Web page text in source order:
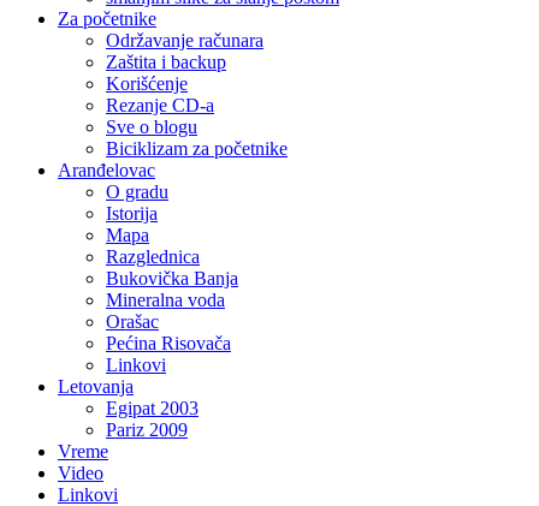
Za početnike
Održavanje računara
Zaštita i backup
Korišćenje
Rezanje CD-a
Sve o blogu
Biciklizam za početnike
Aranđelovac
O gradu
Istorija
Mapa
Razglednica
Bukovička Banja
Mineralna voda
Orašac
Pećina Risovača
Linkovi
Letovanja
Egipat 2003
Pariz 2009
Vreme
Video
Linkovi